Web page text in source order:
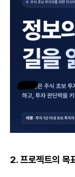
2. 프로젝트의 목